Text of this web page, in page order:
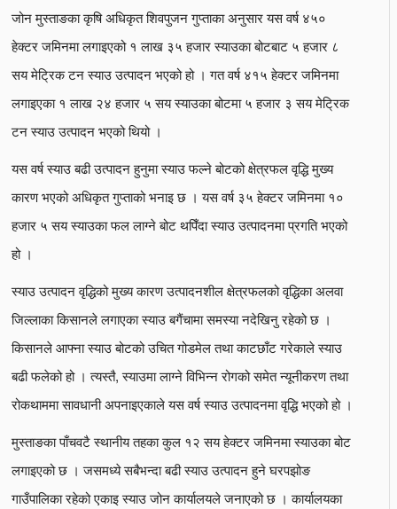
जोन मुस्ताङका कृषि अधिकृत शिवपुजन गुप्ताका अनुसार यस वर्ष ४५०
हेक्टर जमिनमा लगाइएको १ लाख ३५ हजार स्याउका बोटबाट ५ हजार ८
सय मेट्रिक टन स्याउ उत्पादन भएको हो । गत वर्ष ४१५ हेक्टर जमिनमा
लगाइएका १ लाख २४ हजार ५ सय स्याउका बोटमा ५ हजार ३ सय मेट्रिक
टन स्याउ उत्पादन भएको थियो ।
यस वर्ष स्याउ बढी उत्पादन हुनुमा स्याउ फल्ने बोटको क्षेत्रफल वृद्धि मुख्य
कारण भएको अधिकृत गुप्ताको भनाइ छ । यस वर्ष ३५ हेक्टर जमिनमा १०
हजार ५ सय स्याउका फल लाग्ने बोट थपिँदा स्याउ उत्पादनमा प्रगति भएको
हो ।
स्याउ उत्पादन वृद्धिको मुख्य कारण उत्पादनशील क्षेत्रफलको वृद्धिका अलवा
जिल्लाका किसानले लगाएका स्याउ बगैंचामा समस्या नदेखिनु रहेको छ ।
किसानले आफ्ना स्याउ बोटको उचित गोडमेल तथा काटछाँट गरेकाले स्याउ
बढी फलेको हो । त्यस्तै, स्याउमा लाग्ने विभिन्न रोगको समेत न्यूनीकरण तथा
रोकथाममा सावधानी अपनाइएकाले यस वर्ष स्याउ उत्पादनमा वृद्धि भएको हो ।
मुस्ताङका पाँचवटै स्थानीय तहका कुल १२ सय हेक्टर जमिनमा स्याउका बोट
लगाइएको छ । जसमध्ये सबैभन्दा बढी स्याउ उत्पादन हुने घरपझोङ
गाउँपालिका रहेको एकाइ स्याउ जोन कार्यालयले जनाएको छ । कार्यालयका